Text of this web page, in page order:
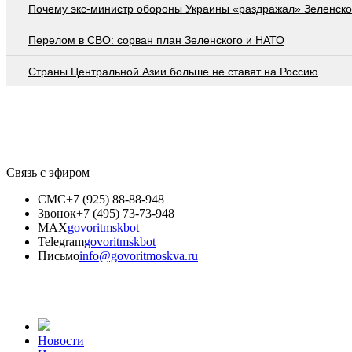
Почему экс-министр обороны Украины «раздражал»
Перелом в СВО: сорван план Зеленского и НАТО
Страны Центральной Азии больше не ставят на Россию
Связь с эфиром
СМС+7 (925) 88-88-948
Звонок+7 (495) 73-73-948
MAXgovoritmskbot
Telegramgovoritmskbot
Письмоinfo@govoritmoskva.ru
Новости